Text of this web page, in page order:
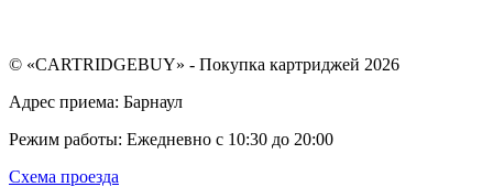
© «CARTRIDGEBUY» - Покупка картриджей 2026
Адрес приема: Барнаул
Режим работы: Ежедневно с 10:30 до 20:00
Схема проезда